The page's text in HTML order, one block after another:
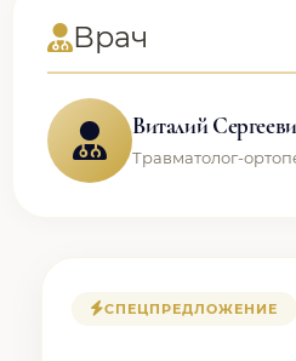
Врач
Виталий
Травматолог-
СПЕЦПРЕДЛОЖЕНИЕ